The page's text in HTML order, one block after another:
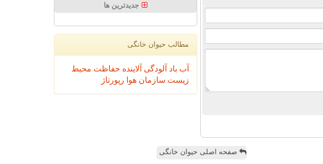
جدیدترین ها
مطالب حیوان خانگی
آب باد آلودگی آلاینده حفاظت محیط
زیست سازمان هوا رپورتاژ
صفحه اصلی حیوان خانگی